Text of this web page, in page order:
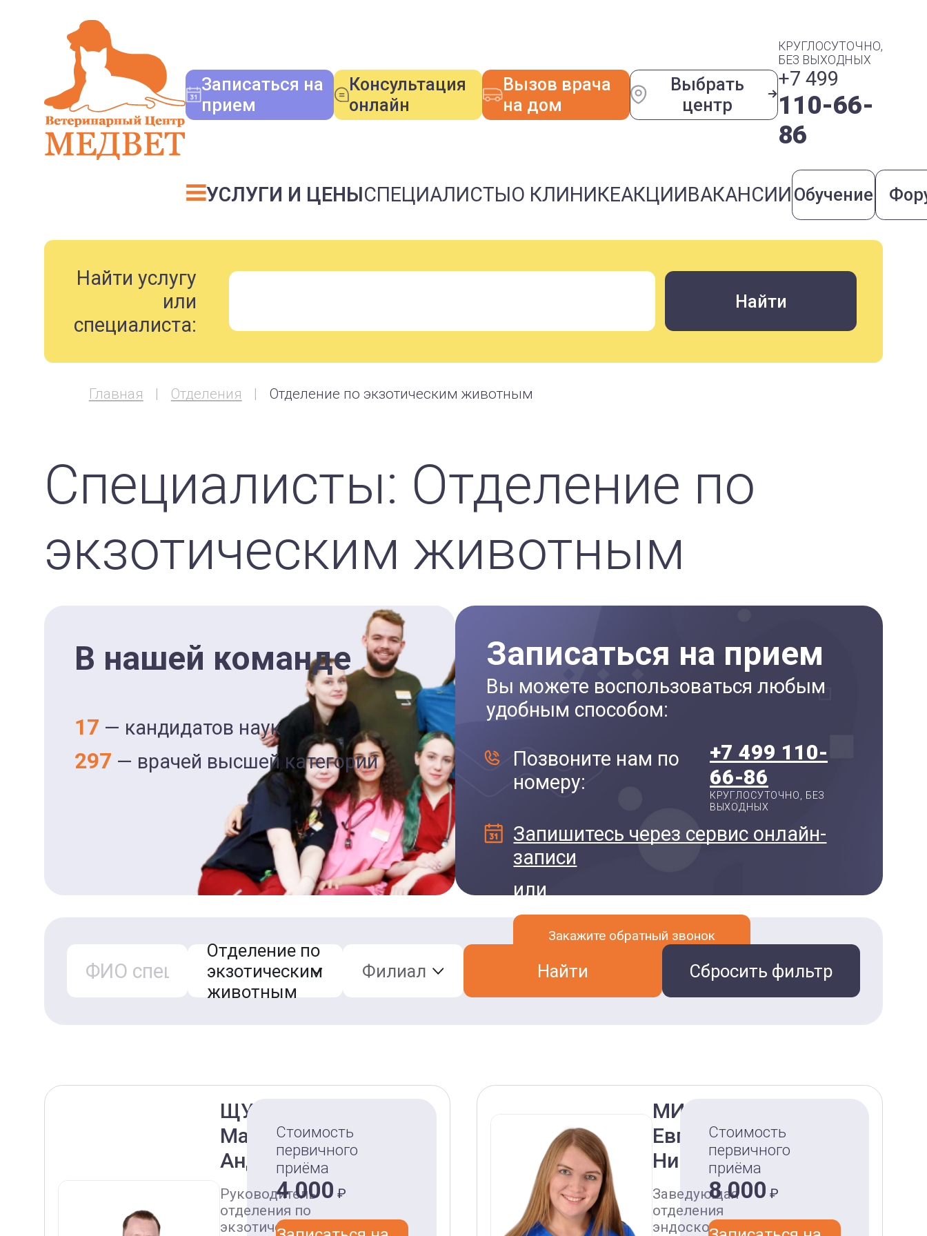
Записаться на
прием
Консультация
онлайн
Вызов врача
на дом
Выбрать
центр
КРУГЛОСУТОЧНО,
БЕЗ ВЫХОДНЫХ
+7 499
110-66-
86
УСЛУГИ И ЦЕНЫСПЕЦИАЛИСТЫО КЛИНИКЕАКЦИИВАКАНСИИ Обучение
Найти услугу
или
специалиста:
Главная Отделения Отделение по экзотическим животным
Специалисты: Отделение по
экзотическим животным
В нашей команде
17 — кандидатов наук
297 — врачей высшей категории
Записаться на прием
Вы можете воспользоваться любым
удобным способом:
Позвоните нам по
номеру:
+7 499 110-
66-86
КРУГЛОСУТОЧНО, БЕЗ
ВЫХОДНЫХ
Запишитесь через сервис онлайн-
записи
или
Закажите обратный звонок
Отделение по
экзотическим
животным
Филиал Найти Сбросить фильтр
ЩУГОРЕВ
Максим
Андреевич
Руководитель
отделения по
экзотическим
Стоимость
первичного
приёма
4 000 ₽
МИЛЮШКИНА
Евгения
Николаевна
Заведующая
отделения
эндоскопии.
Стоимость
первичного
приёма
8 000 ₽